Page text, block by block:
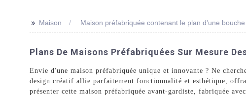
>> Maison Maison préfabriquée contenant le plan d'une bouche
Plans De Maisons Préfabriquées Sur Mesure
Envie d'une maison préfabriquée unique et innovante ? Ne
design créatif allie parfaitement fonctionnalité et esthétique,
présenter cette maison préfabriquée avant-gardiste, fabriquée